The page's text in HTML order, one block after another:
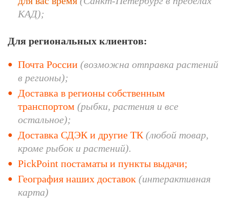
КАД);
Для региональных клиентов:
Почта России (возможна отправка растений
в регионы);
Доставка в регионы собственным
транспортом (рыбки, растения и все
остальное);
Доставка СДЭК и другие ТК (любой товар,
кроме рыбок и растений).
PickPoint постаматы и пункты выдачи;
География наших доставок (интерактивная
карта)